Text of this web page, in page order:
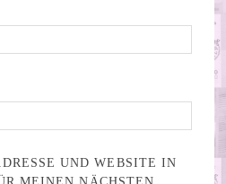
UND WEBSITE IN